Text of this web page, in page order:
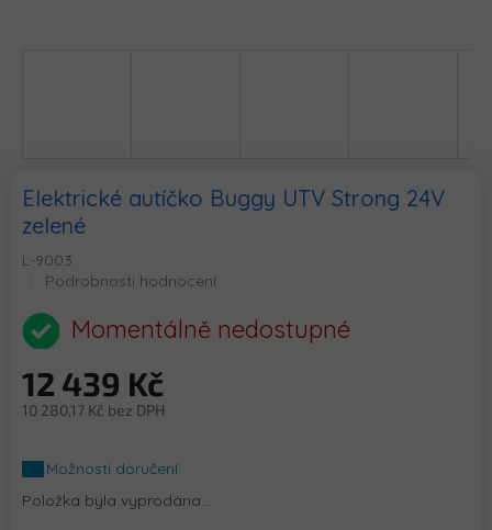
Elektrické autíčko Buggy UTV Strong 24V
zelené
L-9003
Průměrné
produktu
je
z
5
Podrobnosti hodnocení
Momentálně nedostupné
12 439 Kč
10 280,17 Kč bez DPH
cena:Možnosti doručení
Položka byla vyprodána…